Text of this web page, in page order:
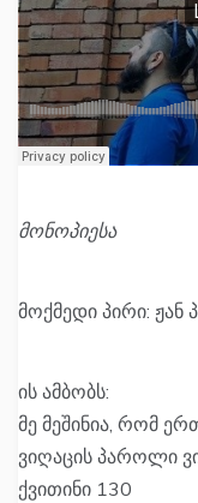
მონოპიესა
მოქმედი პირი: ჟან
ის ამბობს:
მე მეშინია, რომ
ვიღაცის პაროლი
ქვითინი 130